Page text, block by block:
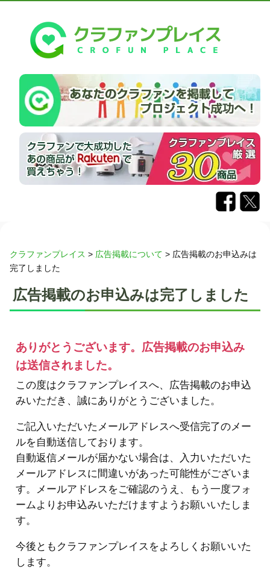
クラファンプレイス > 広告掲載について > 広告掲載のお申込みは
完了しました
広告掲載のお申込みは完了しました
ありがとうございます。広告掲載のお申込み
は送信されました。
この度はクラファンプレイスへ、広告掲載のお申込
みいただき、誠にありがとうございました。
ご記入いただいたメールアドレスへ受信完了のメー
ルを自動送信しております。
自動返信メールが届かない場合は、入力いただいた
メールアドレスに間違いがあった可能性がございま
す。メールアドレスをご確認のうえ、もう一度フォ
ームよりお申込みいただけますようお願いいたしま
す。
今後ともクラファンプレイスをよろしくお願いいた
します。